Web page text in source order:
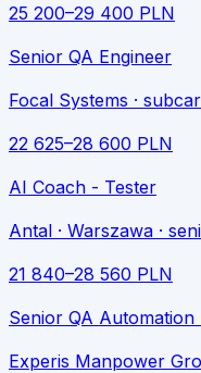
25 200–29 400 PLN
Senior QA Engineer
Focal Systems ·
22 625–28 600 PLN
AI Coach - Tester
Antal · Warszawa ·
21 840–28 560 PLN
Senior QA Automation
Experis Manpower